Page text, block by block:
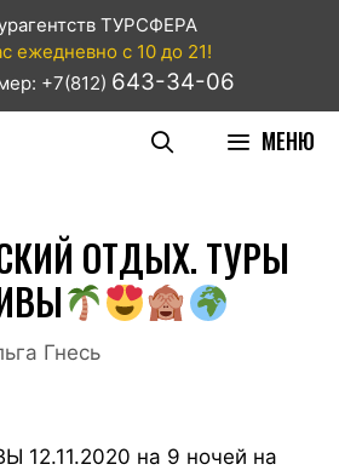
ТУРСФЕРА
ежедневно с 10 до 21!
+7(812) 643-34-06
МЕНЮ
ОТДЫХ. ТУРЫ
Гнесь
12.11.2020 на 9 ночей на